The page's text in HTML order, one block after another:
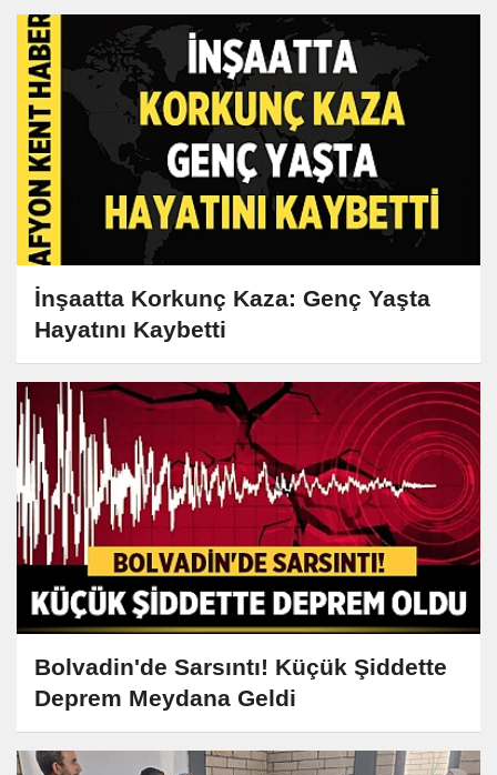
İnşaatta Korkunç Kaza: Genç Yaşta
Hayatını Kaybetti
Bolvadin'de Sarsıntı! Küçük Şiddette
Deprem Meydana Geldi